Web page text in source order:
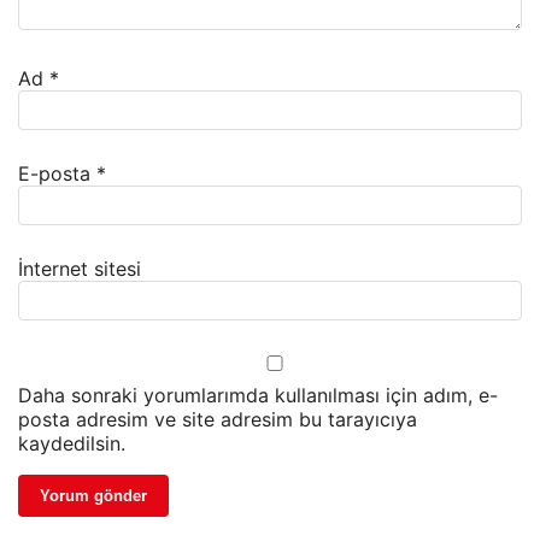
Ad *
E-posta *
İnternet sitesi
Daha sonraki yorumlarımda kullanılması için adım, e-
posta adresim ve site adresim bu tarayıcıya
kaydedilsin.